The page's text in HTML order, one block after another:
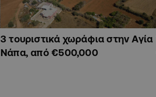
3 τουριστικά χωράφια στην Αγία
Νάπα, από €500,000